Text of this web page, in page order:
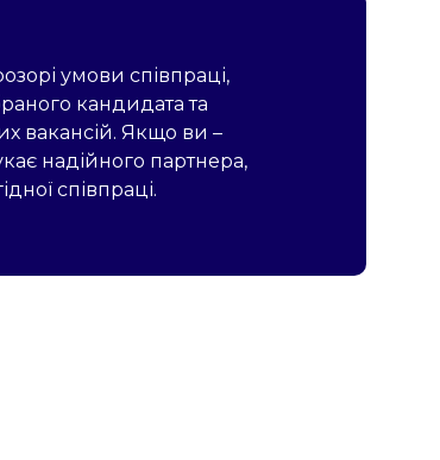
умови співпраці,
кандидата та
вакансій. Якщо ви –
надійного партнера,
співпраці.